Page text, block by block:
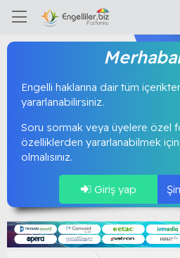
Engelli haklarına dair tüm
yararlanabilirsiniz.
Soru sormak veya üyelere özel
özelliklerden yararlanabilmek
olmalısınız.
Giriş yap